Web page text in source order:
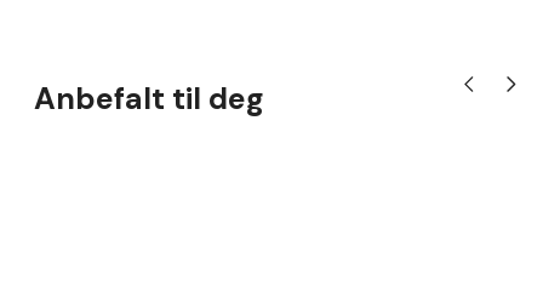
Anbefalt til deg Vis forrige
Vis